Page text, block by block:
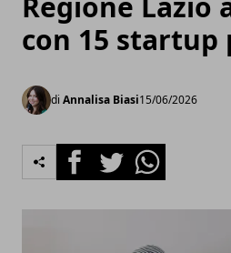
con 15 startup
di Annalisa Biasi15/06/2026
FacebookTwitterWhatsapp